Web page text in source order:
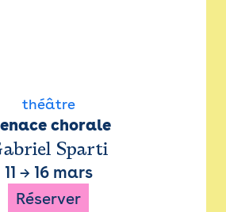
théâtre
chorale
Sparti
11 → 16 mars
Réserver